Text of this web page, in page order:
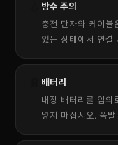
방수 주의
충전 단자와 케이블
있는 상태에서 연결
배터리
내장 배터리를 임의
넣지 마십시오. 폭